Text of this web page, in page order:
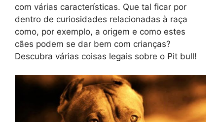
com várias características. Que tal ficar por
dentro de curiosidades relacionadas à raça
como, por exemplo, a origem e como estes
cães podem se dar bem com crianças?
Descubra várias coisas legais sobre o Pit bull!